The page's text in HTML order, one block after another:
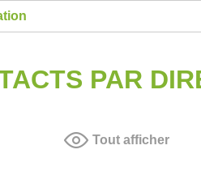
PAR
Tout afficher